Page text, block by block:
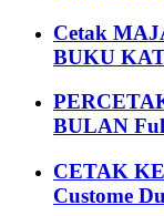
Cetak
BUKU
BULAN
CETAK
Custome